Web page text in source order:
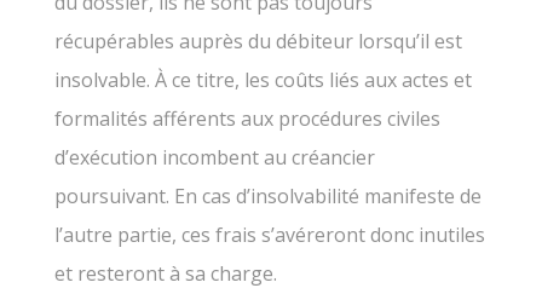
récupérables auprès du débiteur lorsqu’il est
insolvable. À ce titre, les coûts liés aux actes et
formalités afférents aux procédures civiles
d’exécution incombent au créancier
poursuivant. En cas d’insolvabilité manifeste de
l’autre partie, ces frais s’avéreront donc inutiles
et resteront à sa charge.